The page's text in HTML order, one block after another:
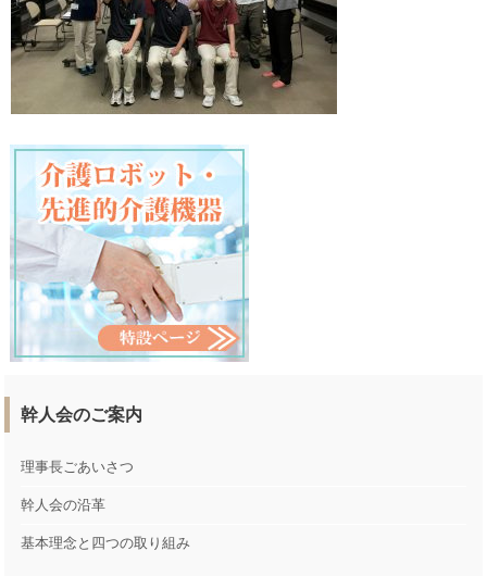
幹人会のご案内
理事長ごあいさつ
幹人会の沿革
基本理念と四つの取り組み